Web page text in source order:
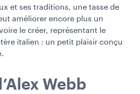
et ses traditions, une tasse de
améliorer encore plus un
le créer, représentant le
italien : un petit plaisir conçu
Webb